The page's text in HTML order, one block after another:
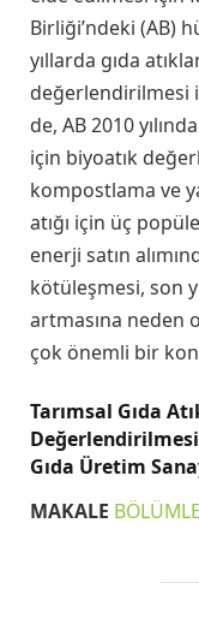
Birliği’ndeki (AB)
yıllarda gıda
değerlendirilmesi
de, AB 2010
için biyoatık
kompostlama ve
atığı için üç
enerji satın
kötüleşmesi, son
artmasına neden
çok önemli bir
Tarımsal Gıda
Gıda Üretim
MAKALE